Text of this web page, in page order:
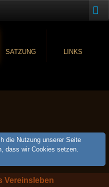
SATZUNG LINKS
die Nutzung unserer Seite
dass wir Cookies setzen.
Vereinsleben